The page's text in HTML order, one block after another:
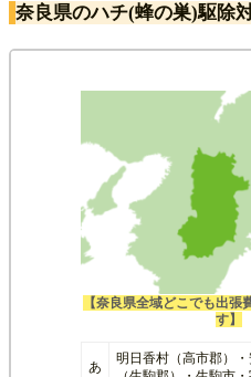
奈良県のハチ(蜂の巣)駆除
【奈良県全域どこでも出張
す】
あ
明日香村（高市郡）